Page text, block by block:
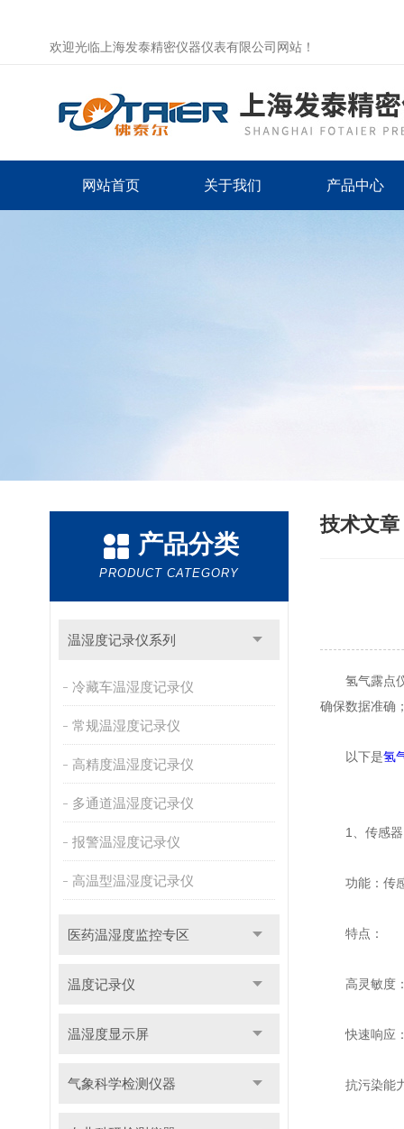
欢迎光临上海发泰精密仪器仪表有限公司网站！
网站首页 关于我们 产品中心
产品分类
PRODUCT CATEGORY
温湿度记录仪系列
冷藏车温湿度记录仪
常规温湿度记录仪
高精度温湿度记录仪
多通道温湿度记录仪
报警温湿度记录仪
高温型温湿度记录仪
医药温湿度监控专区
温度记录仪
温湿度显示屏
气象科学检测仪器
技术文章
氢气露点仪
确保数据准确
以下是氢
1、传感器
功能：传感
特点：
高灵敏度：
快速响应：
抗污染能力